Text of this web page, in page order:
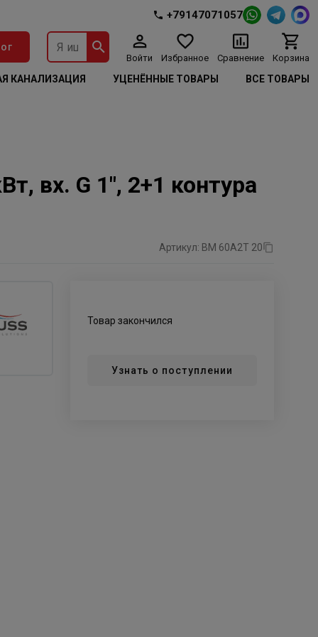
+79147071057
Войти Избранное Сравнение Корзина
КАНАЛИЗАЦИЯ УЦЕНЁННЫЕ ТОВАРЫ ВСЕ ТОВАРЫ
вх. G 1″, 2+1 контура
Артикул: BM 60A2T 20
Товар закончился
Узнать о поступлении